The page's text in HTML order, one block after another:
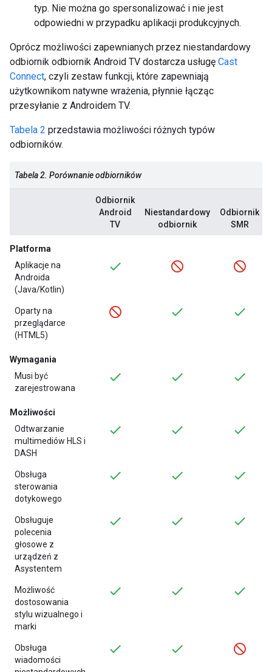
typ. Nie można go spersonalizować i nie jest
odpowiedni w przypadku aplikacji produkcyjnych.
Oprócz możliwości zapewnianych przez niestandardowy
odbiornik odbiornik Android TV dostarcza usługę Cast
Connect, czyli zestaw funkcji, które zapewniają
użytkownikom natywne wrażenia, płynnie łącząc
przesyłanie z Androidem TV.
Tabela 2 przedstawia możliwości różnych typów
odbiorników.
Tabela 2. Porównanie odbiorników
Odbiornik
Android
TV
Niestandardowy
odbiornik
Odbiornik
SMR
Platforma
Aplikacje na
Androida
(Java/Kotlin)
Oparty na
przeglądarce
(HTML5)
Wymagania
Musi być
zarejestrowana
Możliwości
Odtwarzanie
multimediów HLS i
DASH
Obsługa
sterowania
dotykowego
Obsługuje
polecenia
głosowe z
urządzeń z
Asystentem
Możliwość
dostosowania
stylu wizualnego i
marki
Obsługa
wiadomości